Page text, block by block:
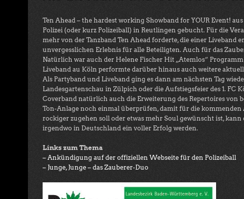
Ten Ahead – the hardest working Showband for YOUR Event!
Polizei (oder kurz Polizeiball) in Reutlingen gebucht. Für die
mehr von der Tanzband Ten Ahead forderte, die einer
unvergesslichen Erlebnis für alle Beteiligten. Auch für das
Natürlich war auch der Helene Fischer Hit „Atemlos“
Liveband au Köln performte darüber hinaus auch weitere
Als Partyband und Liveband ging es dann am nächsten Tag
Landesgartenschau in Zülpich oder die Aufstiegsfeier des 1.
Coverband natürlich auch die Erweiterung des Repertoires von
Ton-Anlage noch einmal überprüfen, damit für die
rockiger zugehen soll oder etwas mehr Soul gewünscht ist,
irgendwo in Deutschland ein voller Erfolg werden.
Links zum Thema
– Ankündigung auf der offiziellen Webseite für den Polizeiball
– Junge, Junge – das Zauberer-Duo